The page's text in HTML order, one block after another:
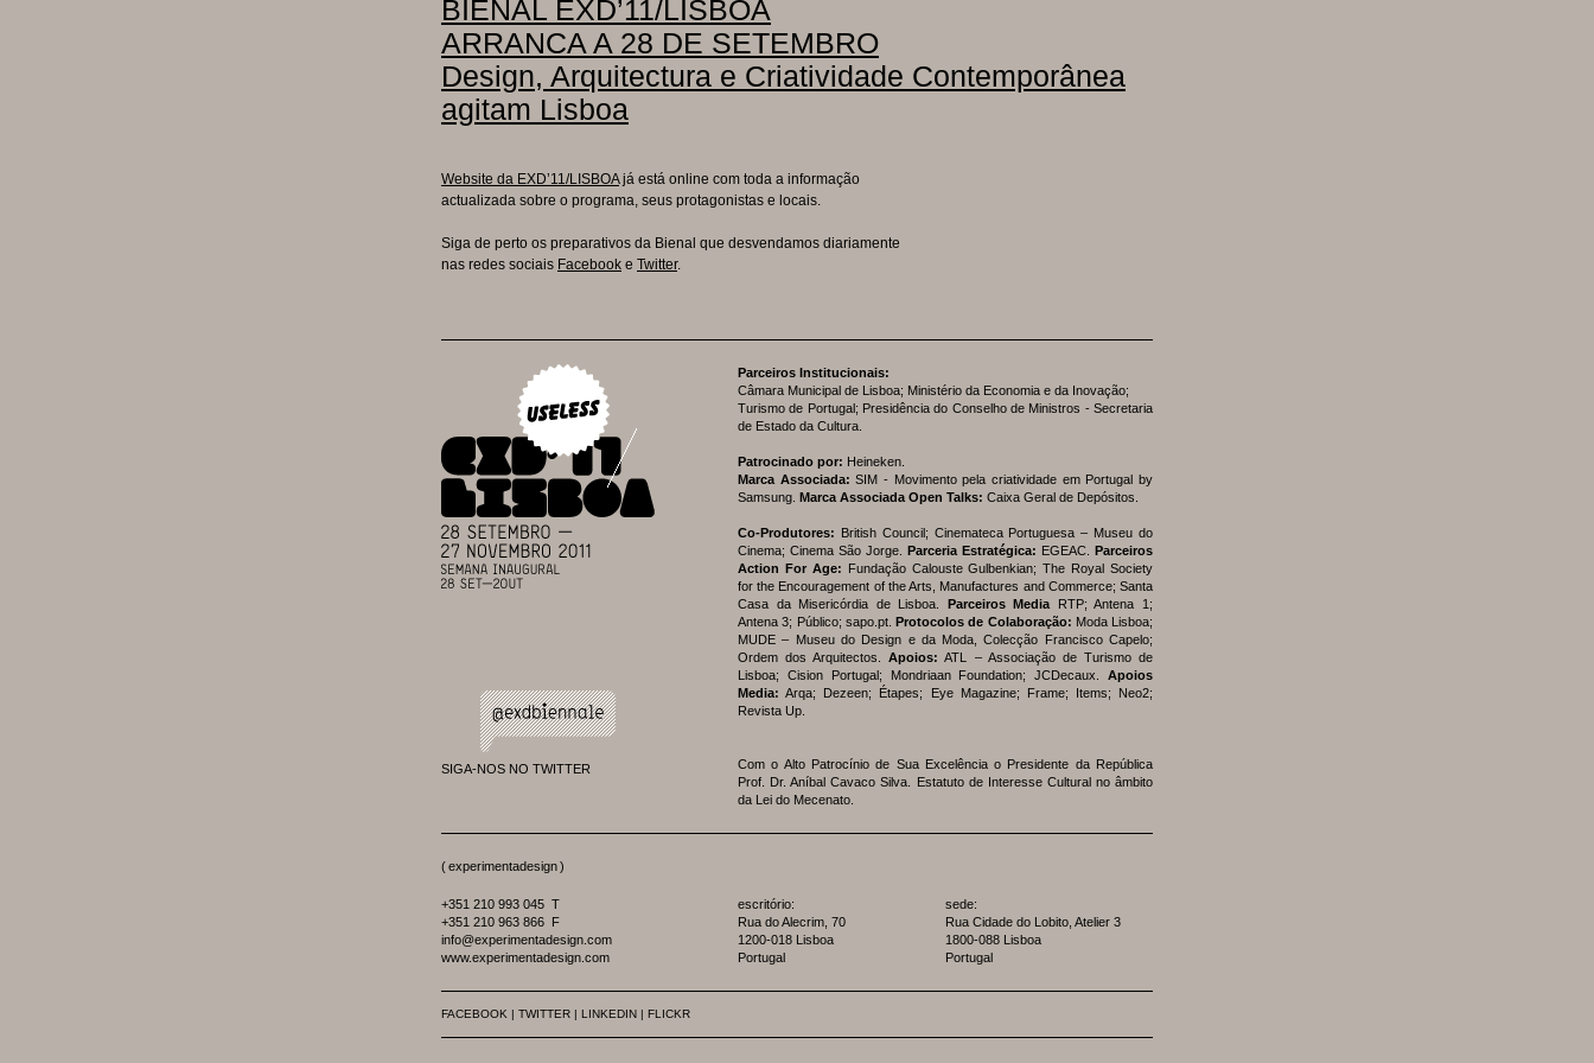
BIENAL EXD’11/LISBOA
ARRANCA A 28 DE SETEMBRO
Design, Arquitectura e Criatividade Contemporânea
agitam Lisboa
Website da EXD’11/LISBOAjá está online com toda a informação
actualizada sobre o programa, seus protagonistas e locais.
Siga de perto os preparativos da Bienal que desvendamos diariamente
nas redes sociais Facebook e Twitter.
SIGA-NOS NO TWITTER
Parceiros Institucionais:
Câmara Municipal de Lisboa; Ministério da Economia e da Inovação;
Turismo de Portugal; Presidência do Conselho de Ministros - Secretaria
de Estado da Cultura.
Patrocinado por: Heineken.
Marca Associada: SIM - Movimento pela criatividade em Portugal by
Samsung. Marca Associada Open Talks: Caixa Geral de Depósitos.
Co-Produtores: British Council; Cinemateca Portuguesa – Museu do
Cinema; Cinema São Jorge. Parceria Estratégica: EGEAC. Parceiros
Action For Age: Fundação Calouste Gulbenkian; The Royal Society
for the Encouragement of the Arts, Manufactures and Commerce; Santa
Casa da Misericórdia de Lisboa. Parceiros Media RTP; Antena 1;
Antena 3; Público; sapo.pt. Protocolos de Colaboração: Moda Lisboa;
MUDE – Museu do Design e da Moda, Colecção Francisco Capelo;
Ordem dos Arquitectos.Apoios: ATL – Associação de Turismo de
Lisboa; Cision Portugal; Mondriaan Foundation; JCDecaux. Apoios
Media: Arqa; Dezeen; Étapes; Eye Magazine; Frame; Items; Neo2;
Revista Up.
Com o Alto Patrocínio de Sua Excelência o Presidente da República
Prof. Dr. Aníbal Cavaco Silva. Estatuto de Interesse Cultural no âmbito
da Lei do Mecenato.
(experimentadesign)
+351 210 993 045 T
+351 210 963 866 F
info@experimentadesign.com
www.experimentadesign.com
escritório:
Rua do Alecrim, 70
1200-018 Lisboa
Portugal
sede:
Rua Cidade do Lobito, Atelier 3
1800-088 Lisboa
Portugal
FACEBOOK | TWITTER | LINKEDIN | FLICKR